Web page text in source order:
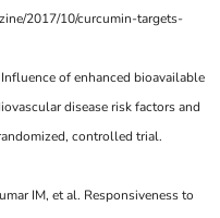
2017/10/curcumin-targets-
of enhanced bioavailable
disease risk factors and
controlled trial.
IM, et al. Responsiveness to